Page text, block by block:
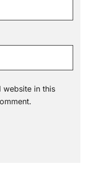
website in this